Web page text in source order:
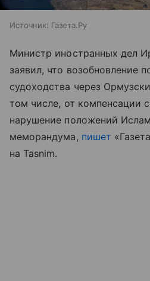
Источник: Газета.Ру
Министр иностранных дел
заявил, что возобновление
судоходства через
том числе, от компенсации
нарушение положений
меморандума, пишет
на Tasnim.